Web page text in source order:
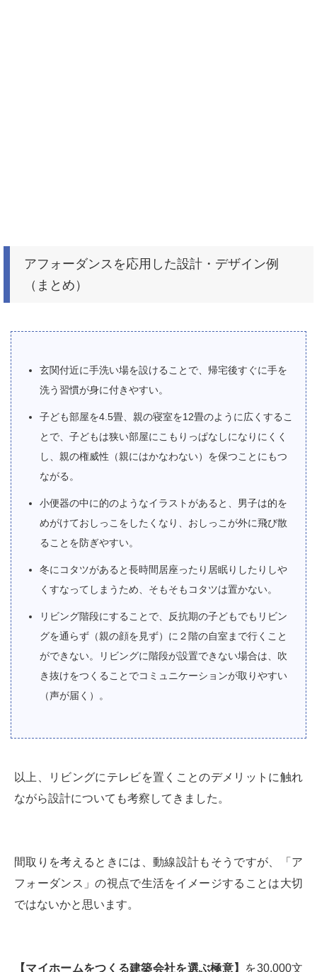
アフォーダンスを応用した設計・デザイン例
（まとめ）
玄関付近に手洗い場を設けることで、帰宅後すぐに手を
洗う習慣が身に付きやすい。
子ども部屋を4.5畳、親の寝室を12畳のように広くするこ
とで、子どもは狭い部屋にこもりっぱなしになりにくく
し、親の権威性（親にはかなわない）を保つことにもつ
ながる。
小便器の中に的のようなイラストがあると、男子は的を
めがけておしっこをしたくなり、おしっこが外に飛び散
ることを防ぎやすい。
冬にコタツがあると長時間居座ったり居眠りしたりしや
くすなってしまうため、そもそもコタツは置かない。
リビング階段にすることで、反抗期の子どもでもリビン
グを通らず（親の顔を見ず）に２階の自室まで行くこと
ができない。リビングに階段が設置できない場合は、吹
き抜けをつくることでコミュニケーションが取りやすい
（声が届く）。
以上、リビングにテレビを置くことのデメリットに触れ
ながら設計についても考察してきました。
間取りを考えるときには、動線設計もそうですが、「ア
フォーダンス」の視点で生活をイメージすることは大切
ではないかと思います。
【マイホームをつくる建築会社を選ぶ極意】 を30,000文